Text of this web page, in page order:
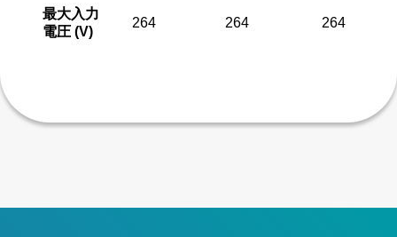
最大入力
電圧 (V)
264 264 264